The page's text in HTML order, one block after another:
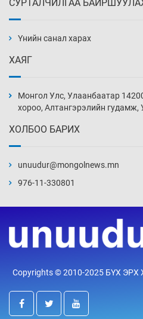
4 цаг 8 мин
4 цаг 23 мин
4 цаг 38 мин
5 цаг 8 мин
хувьд
5 цаг 38 мин
СУРТАЛЧИЛГАА
Үнийн санал харах
ХАЯГ
Монгол Улс, Улаанбаатар
хороо, Алтангэрэлийн гудамж,
ХОЛБОО БАРИХ
unuudur@mongolnews.mn
976-11-330801
Copyrights © 2010-2025 БҮХ